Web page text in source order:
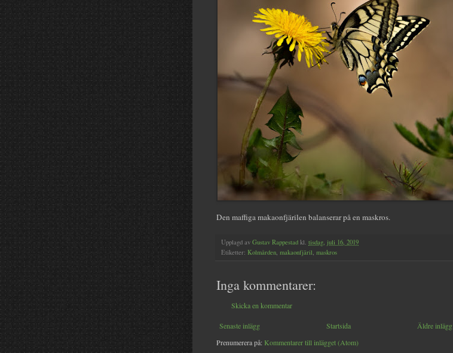
Den maffiga makaonfjärilen balanserar på en maskros.
Upplagd av Gustav Rappestad kl. tisdag, juli 16, 2019
Etiketter: Kolmården, makaonfjäril, maskros
Inga kommentarer:
Skicka en kommentar
Senaste inlägg Äldre inlägg
Startsida
Prenumerera på: Kommentarer till inlägget (Atom)